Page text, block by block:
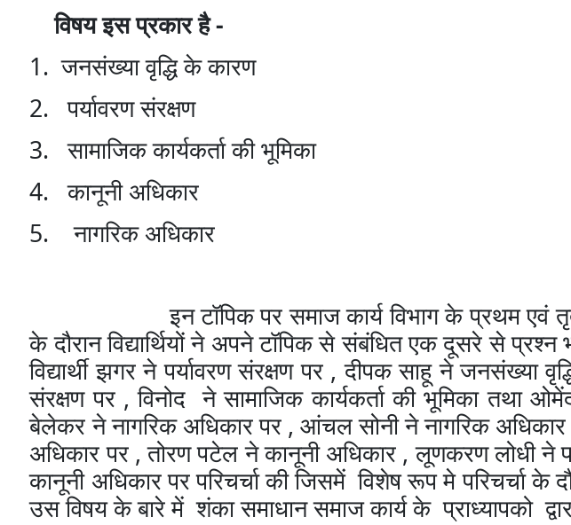
विषय इस प्रकार है-
1.जनसंख्या वृद्धि के कारण
2.पर्यावरण संरक्षण
3.सामाजिक कार्यकर्ता की भूमिका
4.कानूनी अधिकार
5.नागरिक अधिकार
इन टॉपिक पर समाज कार्य विभाग के प्रथम एवं
के दौरान विद्यार्थियों ने अपने टॉपिक से संबंधित एक दूसरे से प्रश्न
विद्यार्थी झगर ने पर्यावरण संरक्षण पर,दीपक साहू ने जनसंख्या
संरक्षण पर,विनोद ने सामाजिक कार्यकर्ता की भूमिका तथा
बेलेकर ने नागरिक अधिकार पर, आंचल सोनी ने नागरिक अधिकार
अधिकार पर,तोरण पटेल ने कानूनी अधिकार ,लूणकरण लोधी ने
कानूनी अधिकार पर परिचर्चा की जिसमें विशेष रूप मे परिचर्चा के
उस विषय के बारे में शंका समाधान समाज कार्य के प्राध्यापको